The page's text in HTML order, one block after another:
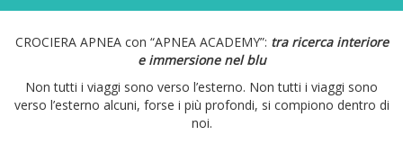
CROCIERA APNEA con “APNEA ACADEMY”: tra ricerca interiore
e immersione nel blu
Non tutti i viaggi sono verso l’esterno. Non tutti i viaggi sono
verso l’esterno alcuni, forse i più profondi, si compiono dentro di
noi.